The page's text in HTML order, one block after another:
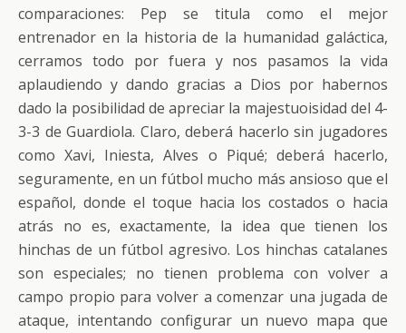
comparaciones: Pep se titula como el mejor
entrenador en la historia de la humanidad galáctica,
cerramos todo por fuera y nos pasamos la vida
aplaudiendo y dando gracias a Dios por habernos
dado la posibilidad de apreciar la majestuoisidad del 4-
3-3 de Guardiola. Claro, deberá hacerlo sin jugadores
como Xavi, Iniesta, Alves o Piqué; deberá hacerlo,
seguramente, en un fútbol mucho más ansioso que el
español, donde el toque hacia los costados o hacia
atrás no es, exactamente, la idea que tienen los
hinchas de un fútbol agresivo. Los hinchas catalanes
son especiales; no tienen problema con volver a
campo propio para volver a comenzar una jugada de
ataque, intentando configurar un nuevo mapa que